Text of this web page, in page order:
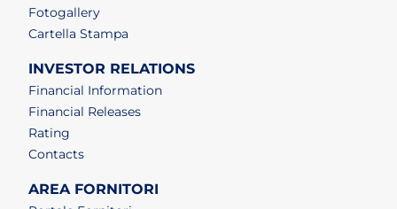
Fotogallery
Cartella Stampa
INVESTOR RELATIONS
Financial Information
Financial Releases
Rating
Contacts
AREA FORNITORI